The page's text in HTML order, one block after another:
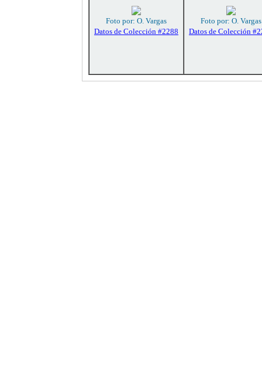
Foto por: O. Vargas
Datos de Colección #2288
Foto por: O. Vargas
Datos de Colección